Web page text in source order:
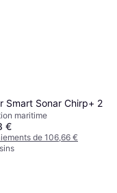
Smart Sonar Chirp+ 2
maritime
€
de 106,66 €